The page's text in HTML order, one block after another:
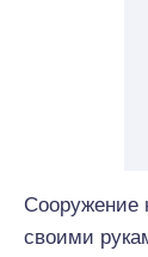
Сооружение
своими